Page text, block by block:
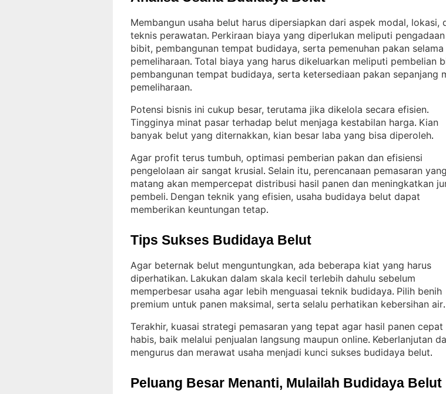
Membangun usaha belut harus dipersiapkan dari aspek modal, lokasi,
teknis perawatan. Perkiraan biaya yang diperlukan meliputi pengadaan
bibit, pembangunan tempat budidaya, serta pemenuhan pakan selama
pemeliharaan. Total biaya yang harus dikeluarkan meliputi pembelian
pembangunan tempat budidaya, serta ketersediaan pakan sepanjang
pemeliharaan.
Potensi bisnis ini cukup besar, terutama jika dikelola secara efisien
Tingginya minat pasar terhadap belut menjaga kestabilan harga. Kian
banyak belut yang diternakkan, kian besar laba yang bisa diperoleh.
Agar profit terus tumbuh, optimasi pemberian pakan dan efisiensi
pengelolaan air sangat krusial. Selain itu, perencanaan pemasaran yang
matang akan mempercepat distribusi hasil panen dan meningkatkan
pembeli. Dengan teknik yang efisien, usaha budidaya belut dapat
memberikan keuntungan tetap.
Tips Sukses Budidaya Belut
Agar beternak belut menguntungkan, ada beberapa kiat yang harus
diperhatikan. Lakukan dalam skala kecil terlebih dahulu sebelum
memperbesar usaha agar lebih menguasai teknik budidaya. Pilih benih
premium untuk panen maksimal, serta selalu perhatikan kebersihan air.
Terakhir, kuasai strategi pemasaran yang tepat agar hasil panen cepat
habis, baik melalui penjualan langsung maupun online. Keberlanjutan
mengurus dan merawat usaha menjadi kunci sukses budidaya belut.
Peluang Besar Menanti, Mulailah Budidaya Belut